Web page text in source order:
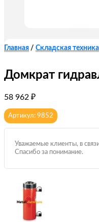
Главная / Складская техника
Домкрат
58 962 ₽
Артикул: 9852
Уважаемые клиенты, в
Спасибо за понимание.